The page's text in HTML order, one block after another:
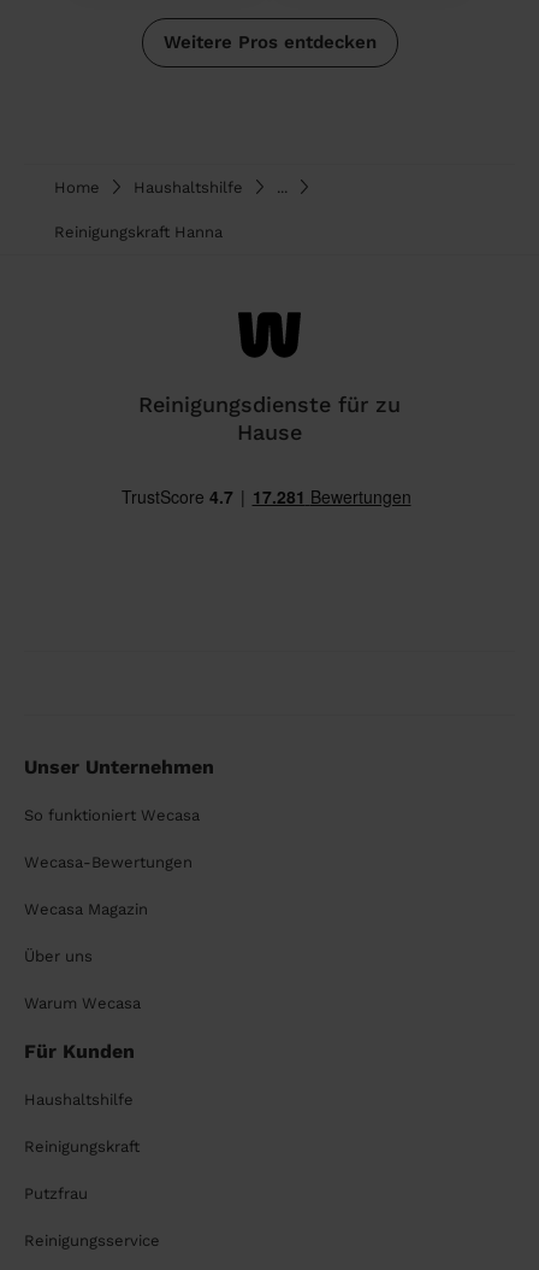
Weitere Pros entdecken
Home Haushaltshilfe
Reinigungskraft Hanna
Reinigungsdienste für zu
Hause
Unser Unternehmen
So funktioniert Wecasa
Wecasa-Bewertungen
Wecasa Magazin
Über uns
Warum Wecasa
Für Kunden
Haushaltshilfe
Reinigungskraft
Putzfrau
Reinigungsservice